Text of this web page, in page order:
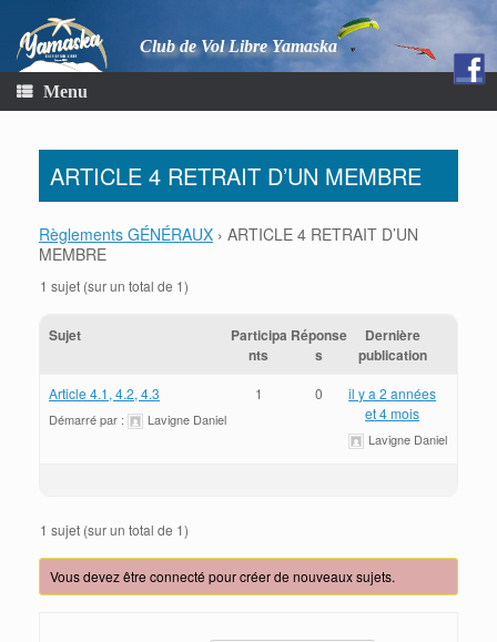
Club de Vol Libre Yamaska
Menu
ARTICLE 4 RETRAIT D’UN MEMBRE
Règlements GÉNÉRAUX › ARTICLE 4 RETRAIT D’UN
MEMBRE
1 sujet (sur un total de 1)
Sujet
Participa
nts
Réponse
s
Dernière
publication
Article 4.1, 4.2, 4.3
Démarré par : Lavigne Daniel
1 0
il y a 2 années
et 4 mois
Lavigne Daniel
1 sujet (sur un total de 1)
Vous devez être connecté pour créer de nouveaux sujets.